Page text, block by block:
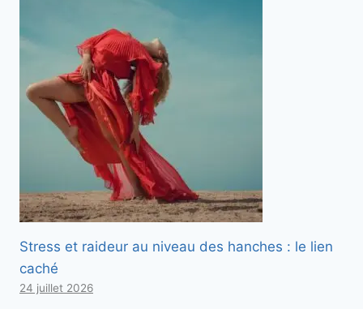
Stress et raideur au niveau des hanches : le lien
caché
24 juillet 2026